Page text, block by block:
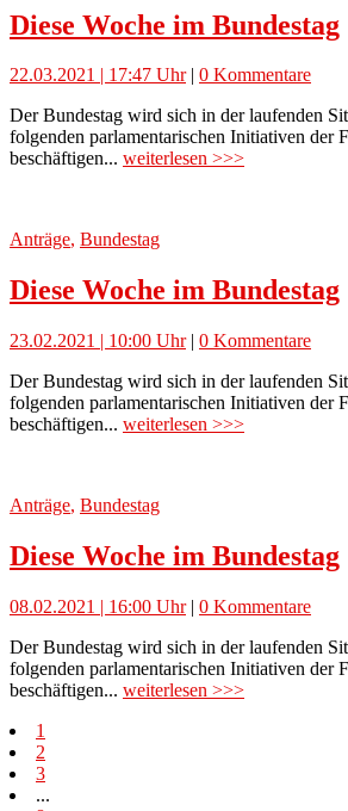
Diese Woche im Bundestag
22.03.2021 | 17:47 Uhr| 0 Kommentare
Der Bundestag wird sich in der laufenden
folgenden parlamentarischen Initiativen
beschäftigen... weiterlesen >>>
Anträge, Bundestag
Diese Woche im Bundestag
23.02.2021 | 10:00 Uhr| 0 Kommentare
Der Bundestag wird sich in der laufenden
folgenden parlamentarischen Initiativen
beschäftigen... weiterlesen >>>
Anträge, Bundestag
Diese Woche im Bundestag
08.02.2021 | 16:00 Uhr| 0 Kommentare
Der Bundestag wird sich in der laufenden
folgenden parlamentarischen Initiativen
beschäftigen... weiterlesen >>>
1
2
3
...